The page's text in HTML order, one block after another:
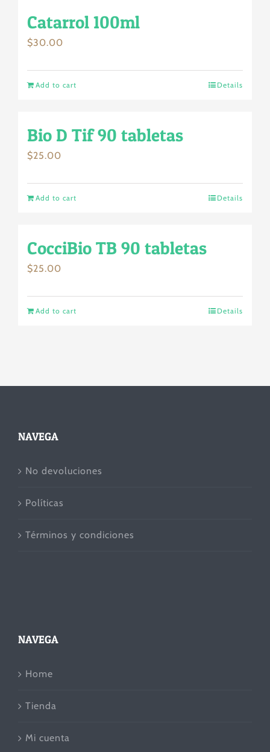
Catarrol 100ml
$30.00
Add to cart Details
Bio D Tif 90 tabletas
$25.00
Add to cart Details
CocciBio TB 90 tabletas
$25.00
Add to cart Details
NAVEGA
No devoluciones
Políticas
Términos y condiciones
NAVEGA
Home
Tienda
Mi cuenta